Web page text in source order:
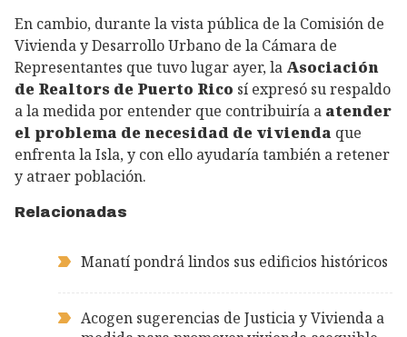
En cambio, durante la vista pública de la Comisión de
Vivienda y Desarrollo Urbano de la Cámara de
Representantes que tuvo lugar ayer, la Asociación
de Realtors de Puerto Rico sí expresó su respaldo
a la medida por entender que contribuiría a atender
el problema de necesidad de vivienda que
enfrenta la Isla, y con ello ayudaría también a retener
y atraer población.
Relacionadas
Manatí pondrá lindos sus edificios históricos
Acogen sugerencias de Justicia y Vivienda a